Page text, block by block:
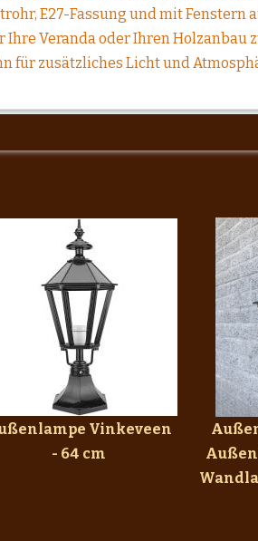
E27-Fassung und mit Fenstern
Veranda oder Ihren
zusätzliches Licht und
Vinkeveen
- 64 cm